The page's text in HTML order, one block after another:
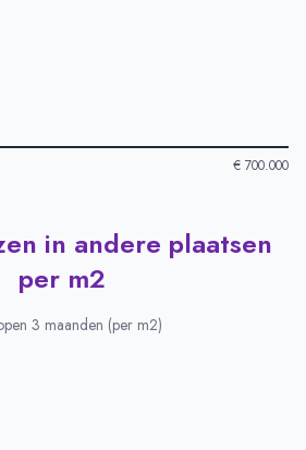
€ 700.000
plaatsen-Afgelopen 3 maanden
Gemiddelde verkoopprijs
626.012
in andere plaatsen
per m2
3 maanden (per m2)